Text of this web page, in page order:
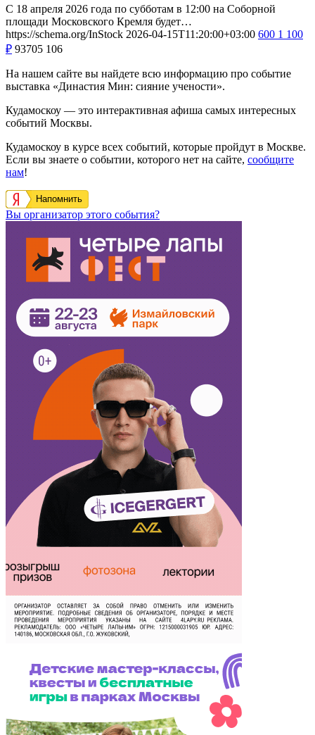
С 18 апреля 2026 года по субботам в 12:00 на Соборной
площади Московского Кремля будет…
https://schema.org/InStock 2026-04-15T11:20:00+03:00 600 1 100
₽ 93705 106
На нашем сайте вы найдете всю информацию про событие
выставка «Династия Мин: сияние учености».
Кудамоскоу — это интерактивная афиша самых интересных
событий Москвы.
Кудамоскоу в курсе всех событий, которые пройдут в Москве.
Если вы знаете о событии, которого нет на сайте, сообщите
нам!
Напомнить
Вы организатор этого события?